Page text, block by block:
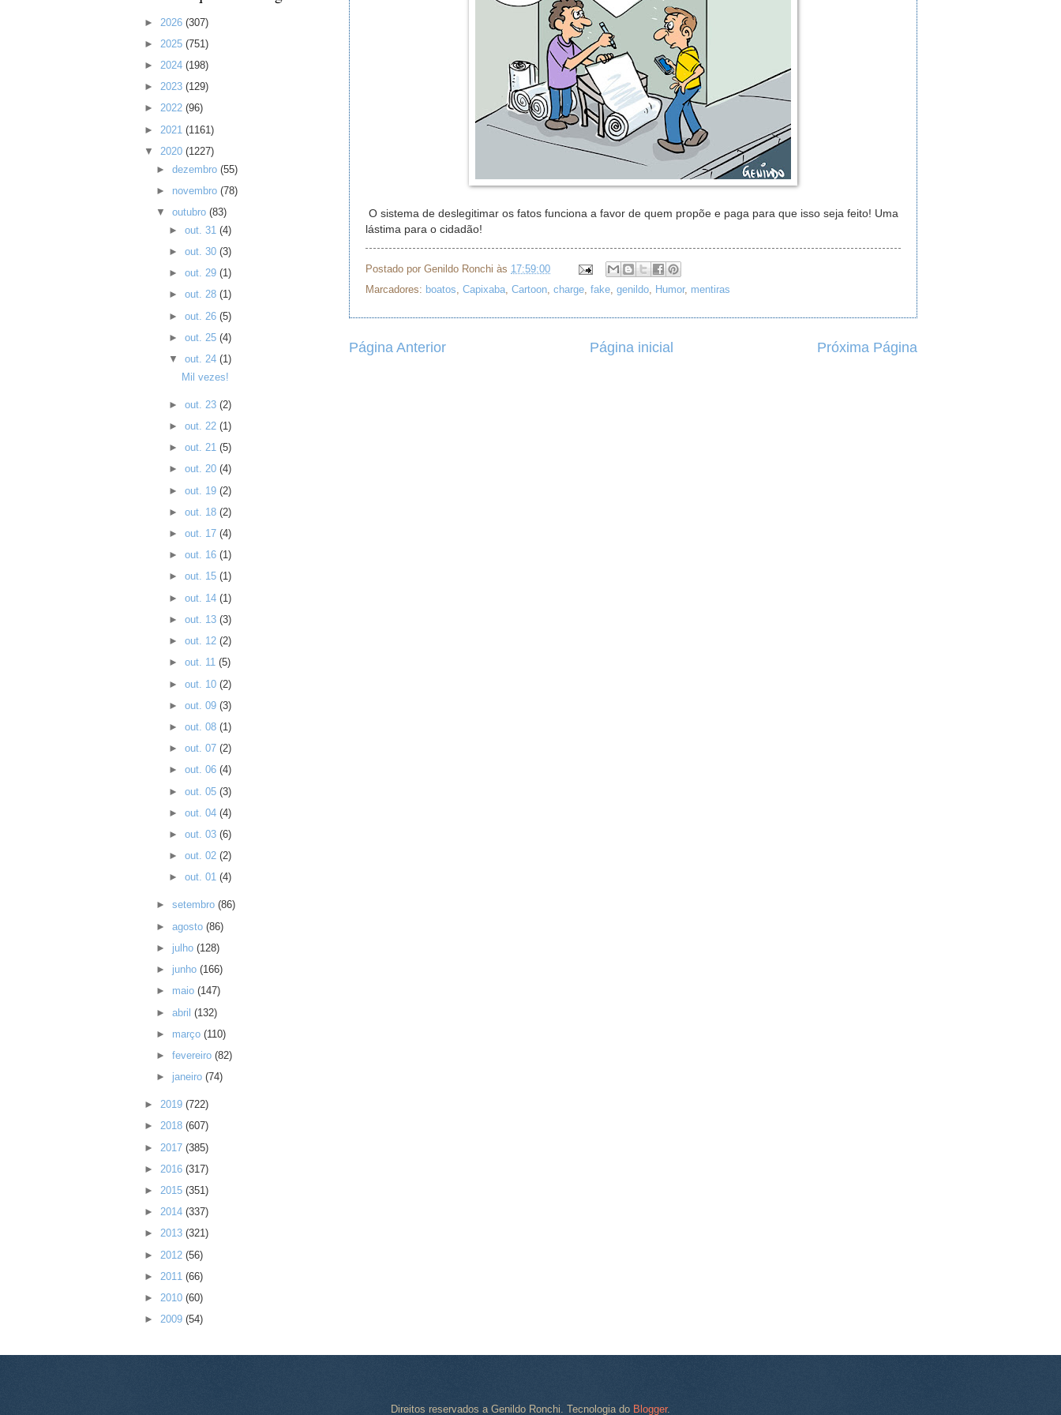
O sistema de deslegitimar os fatos funciona a favor de quem propõe e paga para que isso seja feito! Uma
lástima para o cidadão!
Postado por Genildo Ronchi às 17:59:00
Marcadores: boatos, Capixaba, Cartoon, charge, fake, genildo, Humor, mentiras
Página Anterior Próxima Página
Página inicial
► 2026 (307)
► 2025 (751)
► 2024 (198)
► 2023 (129)
► 2022 (96)
► 2021 (1161)
▼ 2020 (1227)
►dezembro(55)
► novembro(78)
▼outubro(83)
► out. 31 (4)
► out. 30 (3)
► out. 29 (1)
► out. 28 (1)
► out. 26 (5)
► out. 25 (4)
▼ out. 24 (1)
Mil vezes!
► out. 23 (2)
► out. 22 (1)
► out. 21 (5)
► out. 20 (4)
► out. 19 (2)
► out. 18 (2)
► out. 17 (4)
► out. 16 (1)
► out. 15 (1)
► out. 14 (1)
► out. 13 (3)
► out. 12 (2)
► out. 11 (5)
► out. 10 (2)
► out. 09 (3)
► out. 08 (1)
► out. 07 (2)
► out. 06 (4)
► out. 05 (3)
► out. 04 (4)
► out. 03 (6)
► out. 02 (2)
► out. 01 (4)
►setembro(86)
►agosto(86)
► julho(128)
► junho(166)
► maio(147)
►abril(132)
► março(110)
►fevereiro(82)
► janeiro(74)
► 2019 (722)
► 2018 (607)
► 2017 (385)
► 2016 (317)
► 2015 (351)
► 2014 (337)
► 2013 (321)
► 2012 (56)
► 2011 (66)
► 2010 (60)
► 2009 (54)
Direitos reservados a Genildo Ronchi. Tecnologia do Blogger.